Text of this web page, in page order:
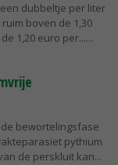
dubbeltje per liter
boven de 1,30
1,20 euro per...
bewortelingsfase
pythium
de perskluit kan...